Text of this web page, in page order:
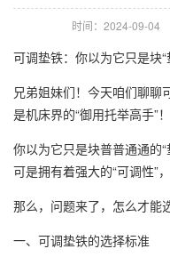
时间：2024-09-04
可调垫铁：你以为它只是块“
兄弟姐妹们！今天咱们聊聊
是机床界的“御用托举高手”！
你以为它只是块普普通通的
可是拥有着强大的“可调性”
那么，问题来了，怎么才能
一、可调垫铁的选择标准